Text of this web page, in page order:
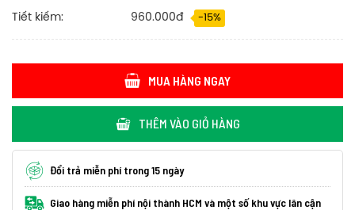
Tiết kiếm: 960.000đ -15%
MUA HÀNG NGAY
THÊM VÀO GIỎ HÀNG
Đổi trả miễn phí trong 15 ngày
Giao hàng miễn phí nội thành HCM và một số khu vực lân cận